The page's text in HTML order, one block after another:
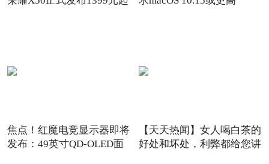
焦点！红魔电竞显示器即将
发布：49英寸QD-OLED面
【天天热闻】女人喝白茶的
好处和坏处，利弊都给您讲